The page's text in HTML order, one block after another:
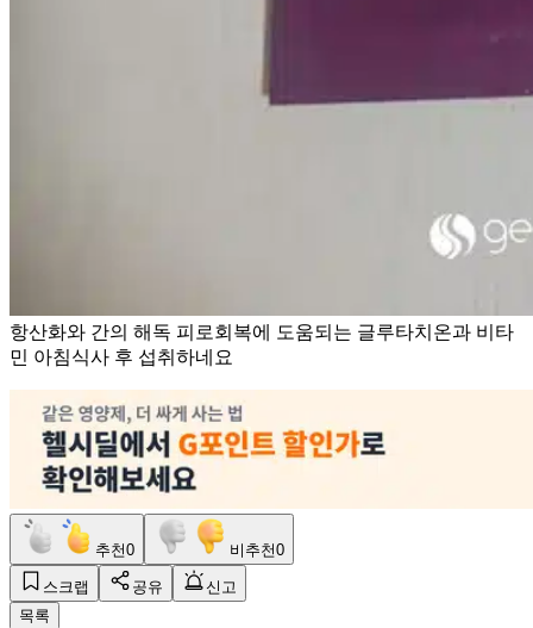
항산화와 간의 해독 피로회복에 도움되는 글루타치온과 비타
민 아침식사 후 섭취하네요
추천0 비추천0
스크랩 공유
신고
목록